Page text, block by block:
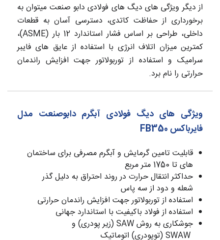
از دیگر ویژگی های دیگ های فولادی دابو صنعت میتوان به
برخورداری از حفاظت کاتدی، دسترسی آسان به قطعات
داخلی، طراحی بر اساس فشار استاندارد 12 بار (ASME)،
کمترین میزان اتلاف انرژی با استفاده از عایق های فایبر
سرامیک و استفاده از توربولاتور جهت افزایش راندمان
حرارتی را نام برد.
ویژگی های دیگ فولادی آبگرم دابوصنعت مدل
فایرباکس FB350
قابلیت تامین گرمایش و آبگرم مصرفی برای ساختمان
های تا 1750 متر مربع
حداکثر انتقال حرارت در روند احتراق به دلیل گذر
شعله و دود از سه پاس
استفاده از توربولاتور جهت افزایش راندمان حرارتی
استفاده از فولاد باکیفیت با استاندارد جهانی
جوشکاری به روش SAW (زیر پودری) و